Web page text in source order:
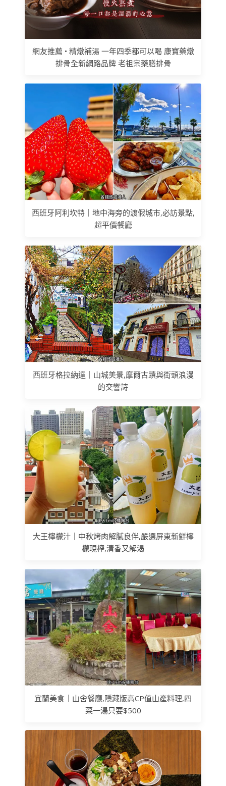
網友推薦 • 精燉補湯 一年四季都可以喝 康寶藥燉
排骨全新網路品牌 老祖宗藥膳排骨
西班牙阿利坎特｜地中海旁的渡假城市,必訪景點,
超平價餐廳
西班牙格拉納達｜山城美景,摩爾古蹟與街頭浪漫
的交響詩
大王檸檬汁｜中秋烤肉解膩良伴,嚴選屏東新鮮檸
檬現榨,清香又解渴
宜蘭美食｜山舍餐廳,隱藏版高CP值山產料理,四
菜一湯只要$500